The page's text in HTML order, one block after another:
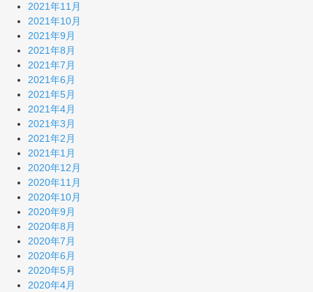
2021年11月
2021年10月
2021年9月
2021年8月
2021年7月
2021年6月
2021年5月
2021年4月
2021年3月
2021年2月
2021年1月
2020年12月
2020年11月
2020年10月
2020年9月
2020年8月
2020年7月
2020年6月
2020年5月
2020年4月